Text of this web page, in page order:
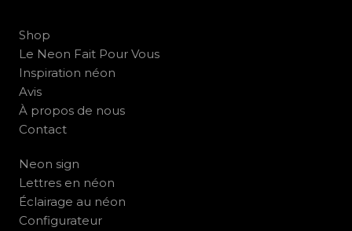
Shop
Le Neon Fait Pour Vous
Inspiration néon
Avis
À propos de nous
Contact
Neon sign
Lettres en néon
Éclairage au néon
Configurateur